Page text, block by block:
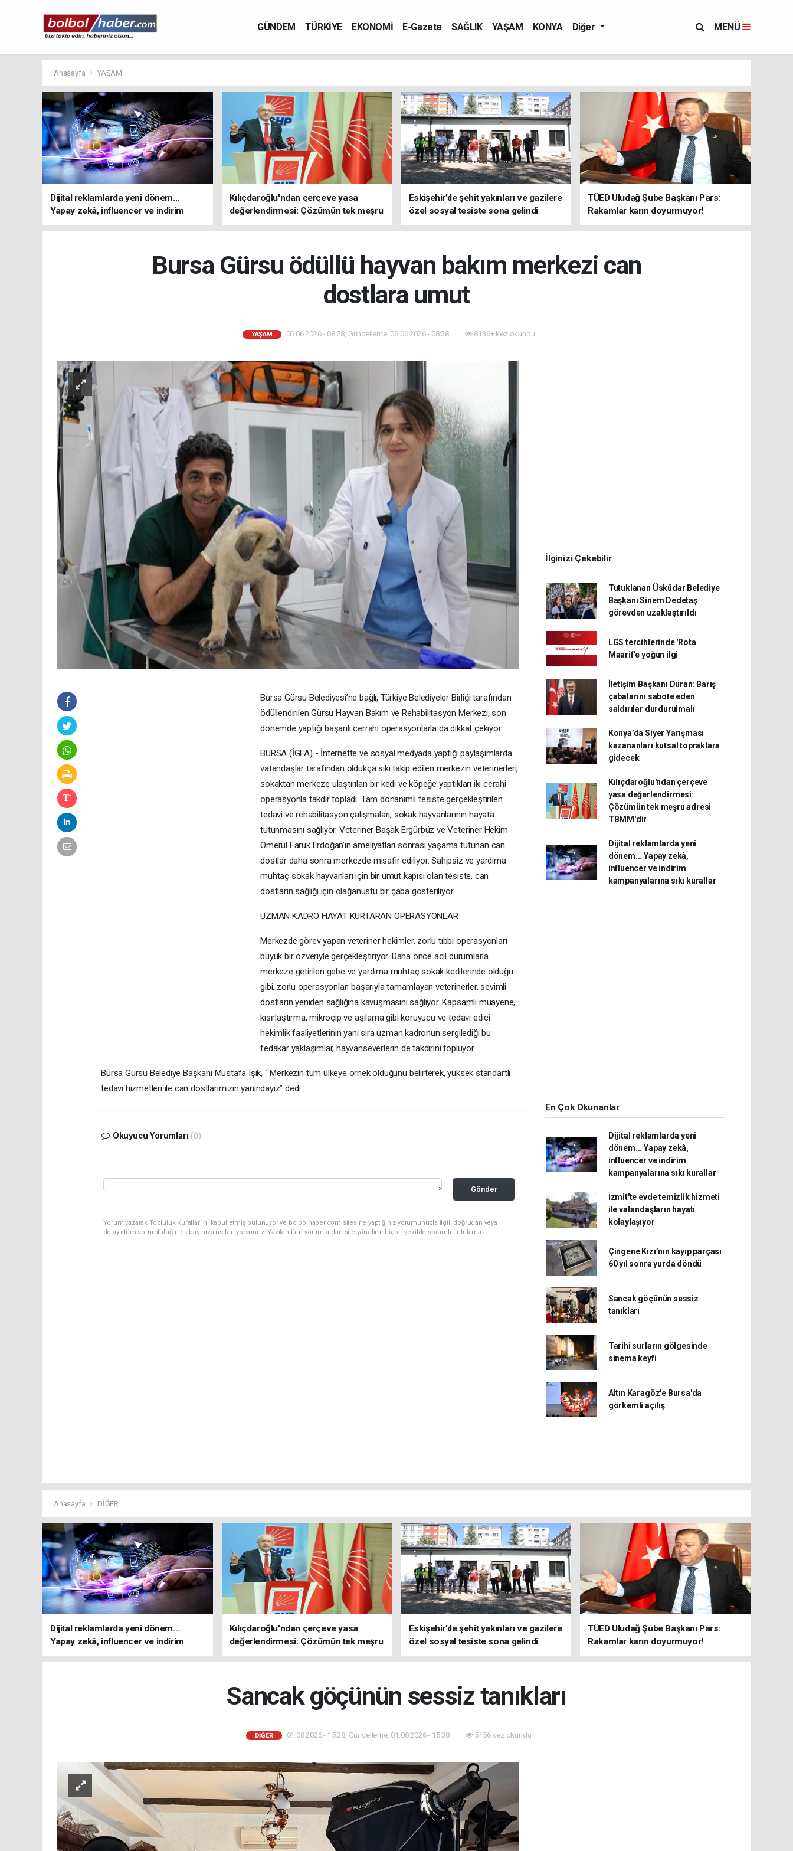
GÜNDEM TÜRKİYE EKONOMİ E-Gazete SAĞLIK YAŞAM KONYA Diğer MENÜ
Anasayfa YAŞAM
Dijital reklamlarda yeni dönem...
Yapay zekâ, influencer ve indirim
kampanyalarına sıkı kurallar
Kılıçdaroğlu'ndan çerçeve yasa
değerlendirmesi: Çözümün tek meşru
adresi TBMM'dir
Eskişehir’de şehit yakınları ve gazilere
özel sosyal tesiste sona gelindi
TÜED Uludağ Şube Başkanı Pars:
Rakamlar karın doyurmuyor!
Bursa Gürsu ödüllü hayvan bakım merkezi can
dostlara umut
YAŞAM 06.06.2026 - 08:28, Güncelleme: 06.06.2026 - 08:28 8136+ kez okundu.
Bursa Gürsu Belediyesi’ne bağlı, Türkiye Belediyeler Birliği tarafından
ödüllendirilen Gürsu Hayvan Bakım ve Rehabilitasyon Merkezi, son
dönemde yaptığı başarılı cerrahi operasyonlarla da dikkat çekiyor.
BURSA (İGFA) - İnternette ve sosyal medyada yaptığı paylaşımlarda
vatandaşlar tarafından oldukça sıkı takip edilen merkezin veterinerleri,
sokaktan merkeze ulaştırılan bir kedi ve köpeğe yaptıkları iki cerahi
operasyonla takdir topladı. Tam donanımlı tesiste gerçekleştirilen
tedavi ve rehabilitasyon çalışmaları, sokak hayvanlarının hayata
tutunmasını sağlıyor. Veteriner Başak Ergürbüz ve Veteriner Hekim
Ömerul Faruk Erdoğan’ın ameliyatları sonrası yaşama tutunan can
dostlar daha sonra merkezde misafir ediliyor. Sahipsiz ve yardıma
muhtaç sokak hayvanları için bir umut kapısı olan tesiste, can
dostların sağlığı için olağanüstü bir çaba gösteriliyor.
UZMAN KADRO HAYAT KURTARAN OPERASYONLAR
Merkezde görev yapan veteriner hekimler, zorlu tıbbi operasyonları
büyük bir özveriyle gerçekleştiriyor. Daha önce acil durumlarla
merkeze getirilen gebe ve yardıma muhtaç sokak kedilerinde olduğu
gibi, zorlu operasyonları başarıyla tamamlayan veterinerler, sevimli
dostların yeniden sağlığına kavuşmasını sağlıyor. Kapsamlı muayene,
kısırlaştırma, mikroçip ve aşılama gibi koruyucu ve tedavi edici
hekimlik faaliyetlerinin yanı sıra uzman kadronun sergilediği bu
fedakar yaklaşımlar, hayvanseverlerin de takdirini topluyor.
Bursa Gürsu Belediye Başkanı Mustafa Işık, “ Merkezin tüm ülkeye örnek olduğunu belirterek, yüksek standartlı
tedavi hizmetleri ile can dostlarımızın yanındayız” dedi.
Okuyucu Yorumları (0)
Gönder
Yorum yazarak Topluluk Kuralları’nı kabul etmiş bulunuyor ve bolbolhaber.com sitesine yaptığınız yorumunuzla ilgili doğrudan veya
dolaylı tüm sorumluluğu tek başınıza üstleniyorsunuz. Yazılan tüm yorumlardan site yönetimi hiçbir şekilde sorumlu tutulamaz.
İlginizi Çekebilir
Tutuklanan Üsküdar Belediye
Başkanı Sinem Dedetaş
görevden uzaklaştırıldı
LGS tercihlerinde 'Rota
Maarif'e yoğun ilgi
İletişim Başkanı Duran: Barış
çabalarını sabote eden
saldırılar durdurulmalı
Konya’da Siyer Yarışması
kazananları kutsal topraklara
gidecek
Kılıçdaroğlu'ndan çerçeve
yasa değerlendirmesi:
Çözümün tek meşru adresi
TBMM'dir
Dijital reklamlarda yeni
dönem... Yapay zekâ,
influencer ve indirim
kampanyalarına sıkı kurallar
En Çok Okunanlar
Dijital reklamlarda yeni
dönem... Yapay zekâ,
influencer ve indirim
kampanyalarına sıkı kurallar
İzmit'te evde temizlik hizmeti
ile vatandaşların hayatı
kolaylaşıyor
Çingene Kızı’nın kayıp parçası
60 yıl sonra yurda döndü
Sancak göçünün sessiz
tanıkları
Tarihi surların gölgesinde
sinema keyfi
Altın Karagöz'e Bursa'da
görkemli açılış
Anasayfa DİĞER
Dijital reklamlarda yeni dönem...
Yapay zekâ, influencer ve indirim
kampanyalarına sıkı kurallar
Kılıçdaroğlu'ndan çerçeve yasa
değerlendirmesi: Çözümün tek meşru
adresi TBMM'dir
Eskişehir’de şehit yakınları ve gazilere
özel sosyal tesiste sona gelindi
TÜED Uludağ Şube Başkanı Pars:
Rakamlar karın doyurmuyor!
Sancak göçünün sessiz tanıkları
DİĞER 01.08.2026 - 15:38, Güncelleme: 01.08.2026 - 15:38 5156 kez okundu.